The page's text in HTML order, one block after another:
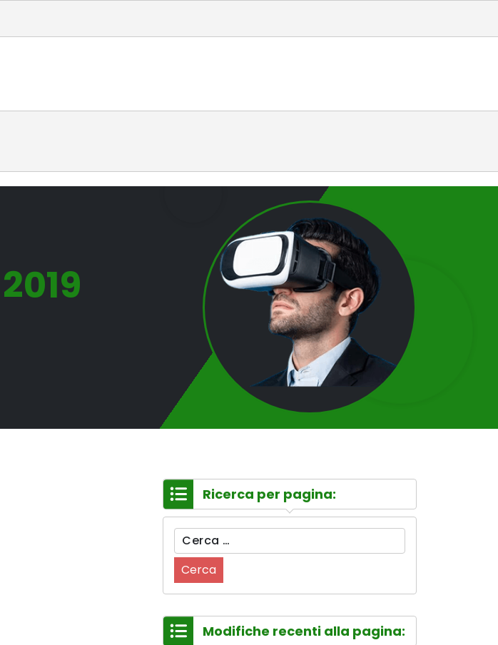
Ricerca per pagina:
Ricerca
per:
Modifiche recenti alla pagina: